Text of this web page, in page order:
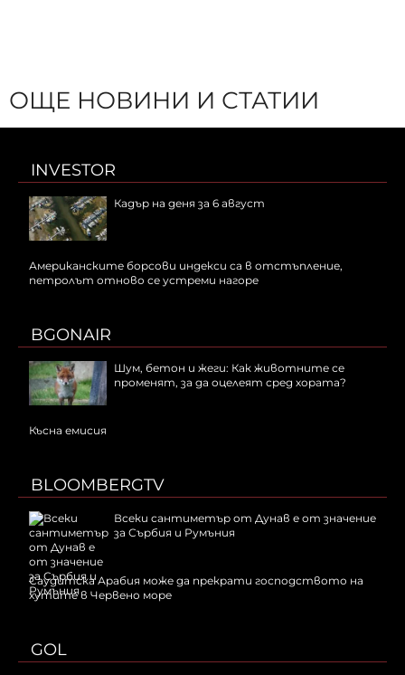
ОЩЕ НОВИНИ И СТАТИИ
INVESTOR
Кадър на деня за 6 август
Американските борсови индекси са в отстъпление,
петролът отново се устреми нагоре
BGONAIR
Шум, бетон и жеги: Как животните се
променят, за да оцелеят сред хората?
Късна емисия
BLOOMBERGTV
Всеки сантиметър от Дунав е от значение
за Сърбия и Румъния
Саудитска Арабия може да прекрати господството на
хутите в Червено море
GOL